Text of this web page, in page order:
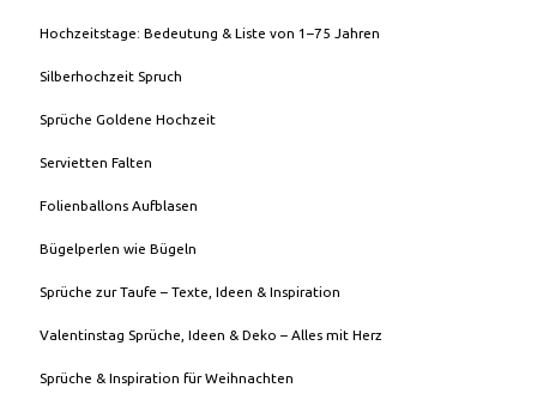
Hochzeitstage: Bedeutung & Liste von 1–75 Jahren
Silberhochzeit Spruch
Sprüche Goldene Hochzeit
Servietten Falten
Folienballons Aufblasen
Bügelperlen wie Bügeln
Sprüche zur Taufe – Texte, Ideen & Inspiration
Valentinstag Sprüche, Ideen & Deko – Alles mit Herz
Sprüche & Inspiration für Weihnachten